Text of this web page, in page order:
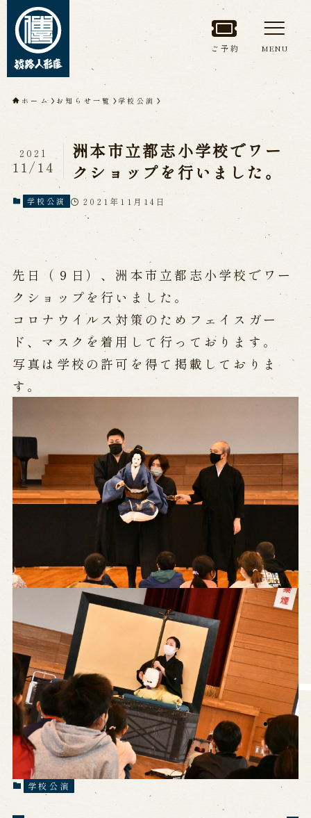
トップページ
淡路人形座について
淡路人形座とは
座員紹介
人間国宝 故鶴澤友路師匠
淡路人形座の成り立ち
淡路人形座で研修した人々
淡路人形浄瑠璃を受け継いで
公演情報
公演カレンダー
開催中の公演
近日開催の公演
海外旅行客向け特別公演「くにうみ」
歴史
淡路島と国生み神話
淡路人形独自の演目
淡路人形の広がり
南あわじ市の伝統芸能
ご利用案内
営業日時・料金 アクセス 館内のご案内
お問い合わせ
よくあるご質問
メールでお問い合わせ
お電話でお問い合わせ
ご予約 MENU
ホーム お知らせ一覧 学校公演
洲本市立都志小学校でワー
クショップを行いました。
2021
11/14
学校公演 2021年11月14日
先日（９日）、洲本市立都志小学校でワー
クショップを行いました。
コロナウイルス対策のためフェイスガー
ド、マスクを着用して行っております。
写真は学校の許可を得て掲載しておりま
す。
学校公演